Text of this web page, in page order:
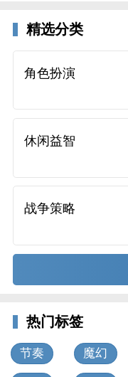
精选分类
角色扮演
休闲益智
战争策略
热门标签
节奏 魔幻